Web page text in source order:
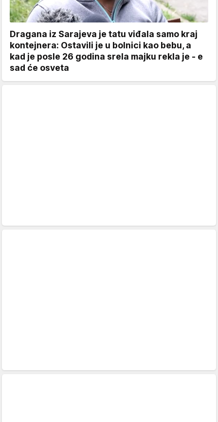
Dragana iz Sarajeva je tatu viđala samo kraj
kontejnera: Ostavili je u bolnici kao bebu, a
kad je posle 26 godina srela majku rekla je - e
sad će osveta